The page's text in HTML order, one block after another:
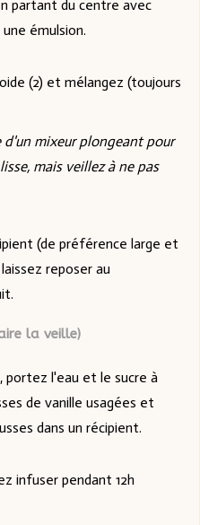
partant du centre avec
émulsion.
(2) et mélangez (toujours
d'un mixeur plongeant pour
mais veillez à ne pas
(de préférence large et
reposer au
la veille)
portez l'eau et le sucre à
de vanille usagées et
dans un récipient.
infuser pendant 12h